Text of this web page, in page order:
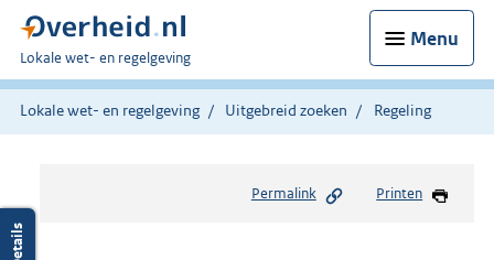
Menu
U
bent
hier:
Lokale wet- en regelgeving
Lokale wet- en regelgeving Uitgebreid zoeken Regeling
Permalink Printen